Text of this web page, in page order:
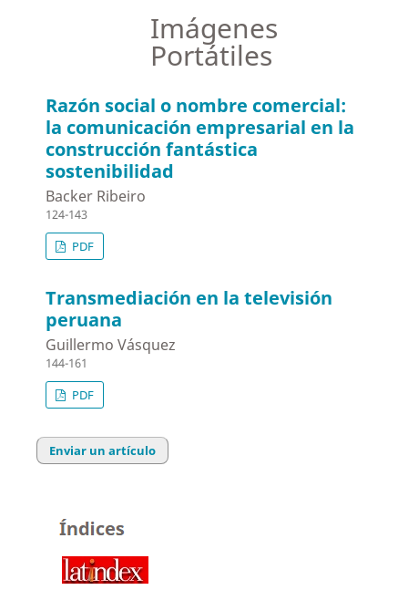
Imágenes
Portátiles
Razón social o nombre comercial:
la comunicación empresarial en la
construcción fantástica
sostenibilidad
Backer Ribeiro
124-143
PDF
Transmediación en la televisión
peruana
Guillermo Vásquez
144-161
PDF
Enviar un artículo